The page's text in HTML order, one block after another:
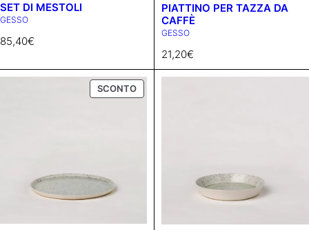
CAFFÈ E THE
TAVOLA
SET DI MESTOLI
GESSO
85,40€
PIATTINO PER TAZZA DA
CAFFÈ
GESSO
21,20€
SCONTOP
R